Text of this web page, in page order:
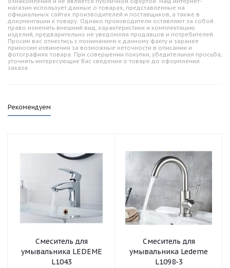
магазин использует данные о товарах, представленные на
официальных сайтах производителей и поставщиков, а также в
документации к товару. Однако производители оставляют за собой
право изменять внешний вид, характеристики и комплектацию
изделий, предварительно не уведомляя продавцов и потребителей.
Просим вас отнестись с пониманием к данному факту и заранее
приносим извинения за возможные неточности в описании и
фотографиях товара. При совершении покупки, убедительная просьба,
уточнять интересующие Вас сведения о товаре до оформления
заказа.
Рекомендуем
Смеситель для
умывальника LEDEME
L1043
Смеситель для
умывальника Ledeme
L1098-3